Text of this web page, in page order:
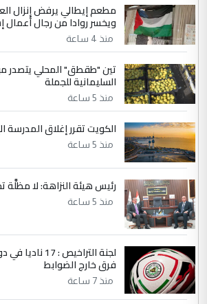
حيدر عاشور
التعليق : تحياتي لك استاذ
دقيق ومسؤول؛ فالاستثمار
وثروات البلد يعتمد على الكفاءة ...
الموضوع :
بين الإهمال واغتصاب
الرافدين تعاني الجفاف والتصحر!!
مطعم إيطالي يرفض إنزال
ويخسر روادا من رجال أعمال
منذ 4 ساعة
تين "طقطق" المحلي يتصدر
السليمانية للجملة
منذ 5 ساعة
الكويت تقرر إغلاق المدرسة
منذ 5 ساعة
رئيس هيئة النزاهة: لا
منذ 5 ساعة
فرق خارج الضوابط
منذ 7 ساعة